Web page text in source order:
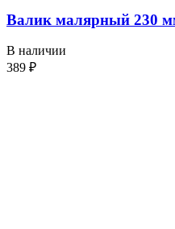
Валик малярный 230
В наличии
389 ₽